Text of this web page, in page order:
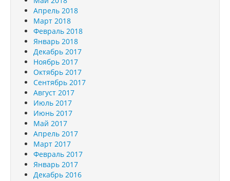
Апрель 2018
Март 2018
Февраль 2018
Январь 2018
Декабрь 2017
Ноябрь 2017
Октябрь 2017
Сентябрь 2017
Август 2017
Июль 2017
Июнь 2017
Май 2017
Апрель 2017
Март 2017
Февраль 2017
Январь 2017
Декабрь 2016